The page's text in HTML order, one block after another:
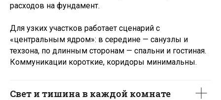
расходов на фундамент.
Для узких участков работает сценарий с
«центральным ядром»: в середине — санузлы и
техзона, по длинным сторонам — спальни и гостиная.
Коммуникации короткие, коридоры минимальны.
Свет и тишина в каждой комнате
Московская область
Москва
Крым
Казань Санкт-Петербург